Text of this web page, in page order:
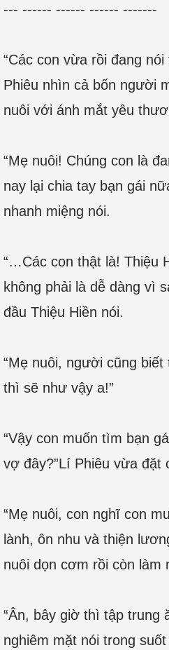
--- ------ ------ ------ -------
“Các con vừa rồi đang
Phiêu nhìn cả bốn người
nuôi với ánh mắt yêu
“Mẹ nuôi! Chúng con là
nay lại chia tay bạn gái
nhanh miệng nói.
“…Các con thật là! Thiệu
không phải là dễ dàng vì
đầu Thiệu Hiền nói.
“Mẹ nuôi, người cũng
thì sẽ như vậy a!”
“Vậy con muốn tìm bạn
vợ đây?”Lí Phiêu vừa đặt
“Mẹ nuôi, con nghĩ con
lành, ôn nhu và thiện
nuôi dọn cơm rồi còn làm
“Ân, bây giờ thì tập trung
nghiêm mặt nói trong